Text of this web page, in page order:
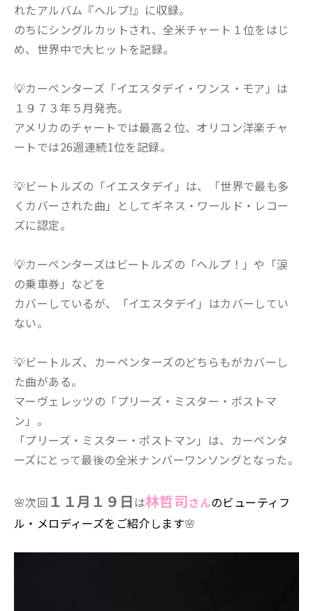
れたアルバム『ヘルプ!』に収録。
のちにシングルカットされ、全米チャート１位をはじ
め、世界中で大ヒットを記録。
💡カーペンターズ「イエスタデイ・ワンス・モア」は
１９７３年５月発売。
アメリカのチャートでは最高２位、オリコン洋楽チャ
ートでは26週連続1位を記録。
💡ビートルズの「イエスタデイ」は、「世界で最も多
くカバーされた曲」としてギネス・ワールド・レコー
ズに認定。
💡カーペンターズはビートルズの「ヘルプ！」や「涙
の乗車券」などを
カバーしているが、「イエスタデイ」はカバーしてい
ない。
💡ビートルズ、カーペンターズのどちらもがカバーし
た曲がある。
マーヴェレッツの「プリーズ・ミスター・ポストマ
ン」。
「プリーズ・ミスター・ポストマン」は、カーペンタ
ーズにとって最後の全米ナンバーワンソングとなった。
🌸次回 １１月１９日 は林哲司さんのビューティフ
ル・メロディーズをご紹介します🌸